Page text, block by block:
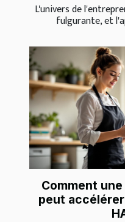
L'univers de
fulgurante, et
Comment
peut